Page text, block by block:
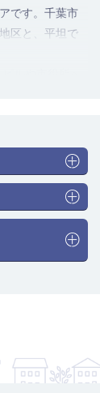
です。千葉市
区と、平坦で
ルや市役所へ
ため機械式駐
します。駅に
特に車高・車
区画の住宅街